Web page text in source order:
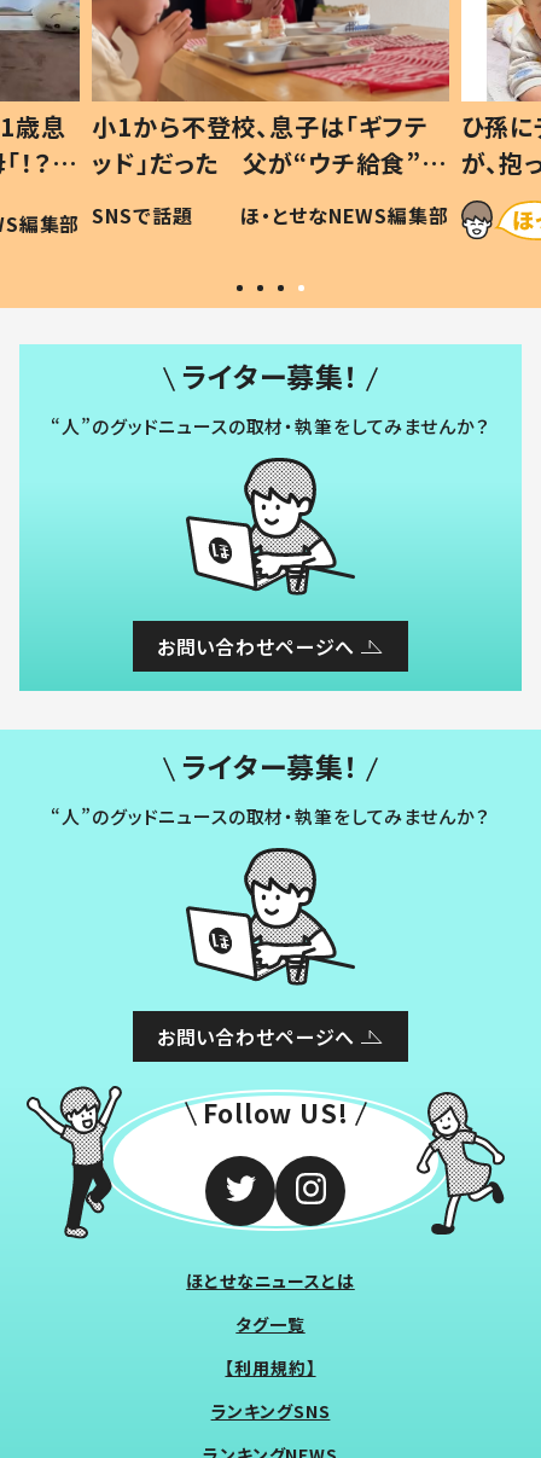
歳息
？」
編集部
小1から不登校、息子は「ギフテ
ッド」だった 父が“ウチ給食”を
作り続ける理由とは #令和の親
#令和の子
SNSで話題 ほ・とせなNEWS編集部
ひ孫
が、
「涙が
い」
ライター募集！
“人”のグッドニュースの取材・執筆をしてみませんか？
お問い合わせページへ
ライター募集！
“人”のグッドニュースの取材・執筆をしてみませんか？
お問い合わせページへ
Follow US!
ほとせなニュースとは
タグ一覧
【利用規約】
ランキングSNS